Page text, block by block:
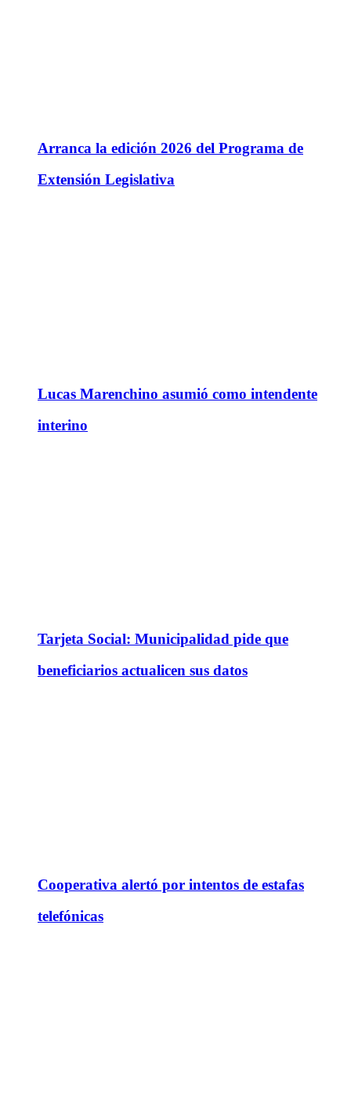
Arranca la edición 2026 del Programa de
Extensión Legislativa
Lucas Marenchino asumió como intendente
interino
Tarjeta Social: Municipalidad pide que
beneficiarios actualicen sus datos
Cooperativa alertó por intentos de estafas
telefónicas